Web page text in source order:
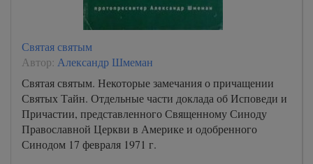
22
23
24
25
26
Святая святым
Автор: Александр Шмеман
Святая святым. Некоторые замечания о причащении
Святых Тайн. Отдельные части доклада об Исповеди и
Причастии, представленного Священному Синоду
Православной Церкви в Америке и одобренного
Синодом 17 февраля 1971 г.